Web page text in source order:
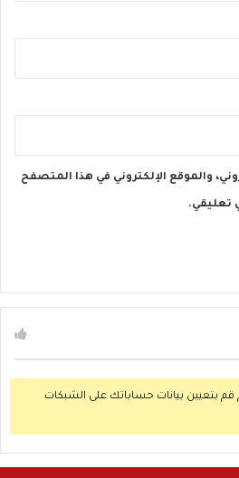
والموقع الإلكتروني في هذا المتصفح
تعليقي.
بتعيين بيانات حساباتك على الشبكات